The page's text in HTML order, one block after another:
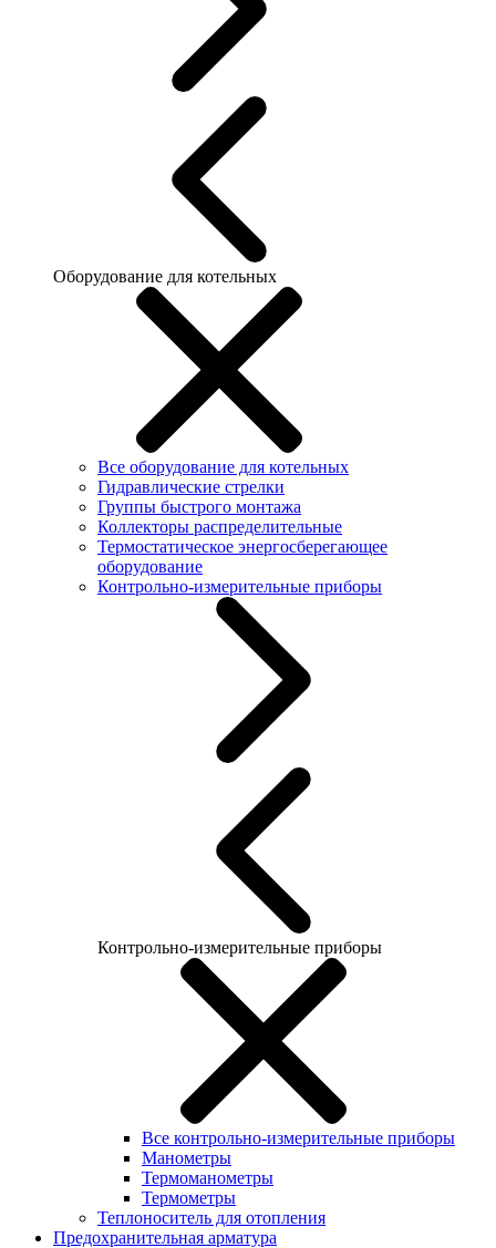
Оборудование для котельных
Все оборудование для котельных
Гидравлические стрелки
Группы быстрого монтажа
Коллекторы распределительные
Термостатическое энергосберегающее
оборудование
Контрольно-измерительные приборы
Контрольно-измерительные приборы
Все контрольно-измерительные приборы
Манометры
Термоманометры
Термометры
Теплоноситель для отопления
Предохранительная арматура